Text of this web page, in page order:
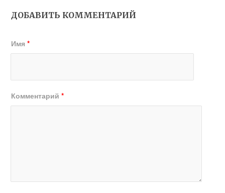
ДОБАВИТЬ КОММЕНТАРИЙ
Имя*
Комментарий*